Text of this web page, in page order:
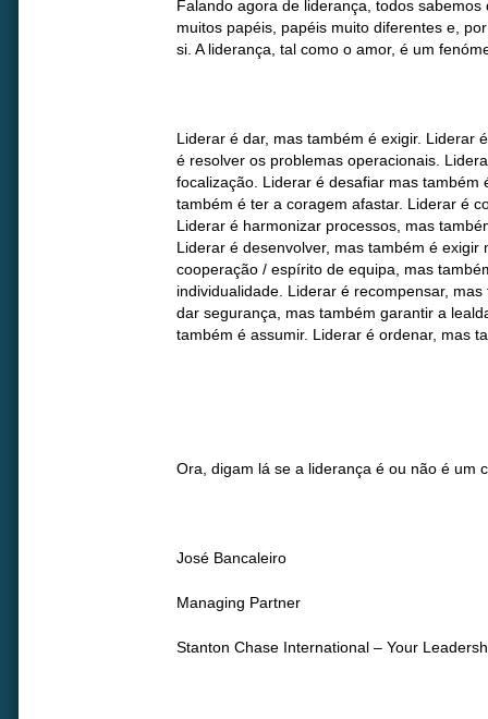
Falando agora de liderança, todos
muitos papéis, papéis muito diferentes e,
si. A liderança, tal como o amor, é um
Liderar é dar, mas também é exigir. Liderar
é resolver os problemas operacionais.
focalização. Liderar é desafiar mas também
também é ter a coragem afastar. Liderar é
Liderar é harmonizar processos, mas
Liderar é desenvolver, mas também é
cooperação / espírito de equipa, mas
individualidade. Liderar é recompensar,
dar segurança, mas também garantir a
também é assumir. Liderar é ordenar, mas
Ora, digam lá se a liderança é ou não é um
José Bancaleiro
Managing Partner
Stanton Chase International – Your